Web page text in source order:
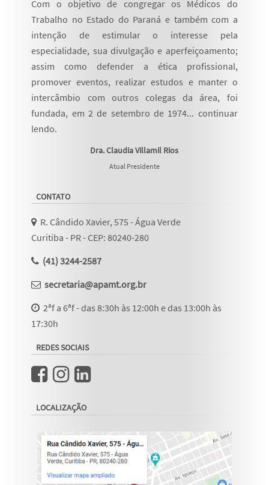
Com o objetivo de congregar os Médicos do
Trabalho no Estado do Paraná e também com a
intenção de estimular o interesse pela
especialidade, sua divulgação e aperfeiçoamento;
assim como defender a ética profissional,
promover eventos, realizar estudos e manter o
intercâmbio com outros colegas da área, foi
fundada, em 2 de setembro de 1974... continuar
lendo.
Dra. Claudia Villamil Rios
Atual Presidente
CONTATO
R. Cândido Xavier, 575 - Água Verde
Curitiba - PR - CEP: 80240-280
(41) 3244-2587
secretaria@apamt.org.br
2ªf a 6ªf - das 8:30h às 12:00h e das 13:00h às
17:30h
REDES SOCIAIS
LOCALIZAÇÃO